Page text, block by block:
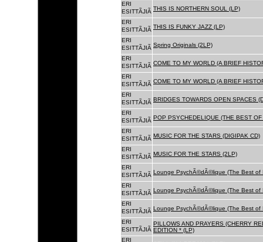
ERI
ESITTÃJIÃ THIS IS NORTHERN SOUL (LP)
ERI
ESITTÃJIÃ THIS IS FUNKY JAZZ (LP)
ERI
ESITTÃJIÃ Spring Originals (2LP)
ERI
ESITTÃJIÃ COME TO MY WORLD (A BRIEF
ERI
ESITTÃJIÃ COME TO MY WORLD (A BRIEF
ERI
ESITTÃJIÃ BRIDGES TOWARDS OPEN SPACES
ERI
ESITTÃJIÃ POP PSYCHEDELIQUE (THE BEST
ERI
ESITTÃJIÃ MUSIC FOR THE STARS (DIGIPAK CD)
ERI
ESITTÃJIÃ MUSIC FOR THE STARS (2LP)
ERI
ESITTÃJIÃ Lounge PsychÃ©dÃ©lique (The Best of
ERI
ESITTÃJIÃ Lounge PsychÃ©dÃ©lique (The Best
ERI
ESITTÃJIÃ Lounge PsychÃ©dÃ©lique (The Best
ERI
ESITTÃJIÃ
PILLOWS AND PRAYERS (CHERRY
EDITION * (LP)
ERI